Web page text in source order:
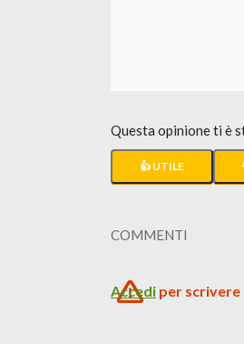
Questa opinione ti è
👍 UTILE
COMMENTI
Accedi per scrivere